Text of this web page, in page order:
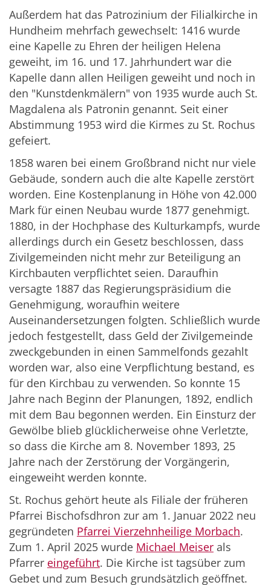
Außerdem hat das Patrozinium der Filialkirche in
Hundheim mehrfach gewechselt: 1416 wurde
eine Kapelle zu Ehren der heiligen Helena
geweiht, im 16. und 17. Jahrhundert war die
Kapelle dann allen Heiligen geweiht und noch in
den "Kunstdenkmälern" von 1935 wurde auch St.
Magdalena als Patronin genannt. Seit einer
Abstimmung 1953 wird die Kirmes zu St. Rochus
gefeiert.
1858 waren bei einem Großbrand nicht nur viele
Gebäude, sondern auch die alte Kapelle zerstört
worden. Eine Kostenplanung in Höhe von 42.000
Mark für einen Neubau wurde 1877 genehmigt.
1880, in der Hochphase des Kulturkampfs, wurde
allerdings durch ein Gesetz beschlossen, dass
Zivilgemeinden nicht mehr zur Beteiligung an
Kirchbauten verpflichtet seien. Daraufhin
versagte 1887 das Regierungspräsidium die
Genehmigung, woraufhin weitere
Auseinandersetzungen folgten. Schließlich wurde
jedoch festgestellt, dass Geld der Zivilgemeinde
zweckgebunden in einen Sammelfonds gezahlt
worden war, also eine Verpflichtung bestand, es
für den Kirchbau zu verwenden. So konnte 15
Jahre nach Beginn der Planungen, 1892, endlich
mit dem Bau begonnen werden. Ein Einsturz der
Gewölbe blieb glücklicherweise ohne Verletzte,
so dass die Kirche am 8. November 1893, 25
Jahre nach der Zerstörung der Vorgängerin,
eingeweiht werden konnte.
St. Rochus gehört heute als Filiale der früheren
Pfarrei Bischofsdhron zur am 1. Januar 2022 neu
gegründeten Pfarrei Vierzehnheilige Morbach.
Zum 1. April 2025 wurde Michael Meiser als
Pfarrer eingeführt. Die Kirche ist tagsüber zum
Gebet und zum Besuch grundsätzlich geöffnet.